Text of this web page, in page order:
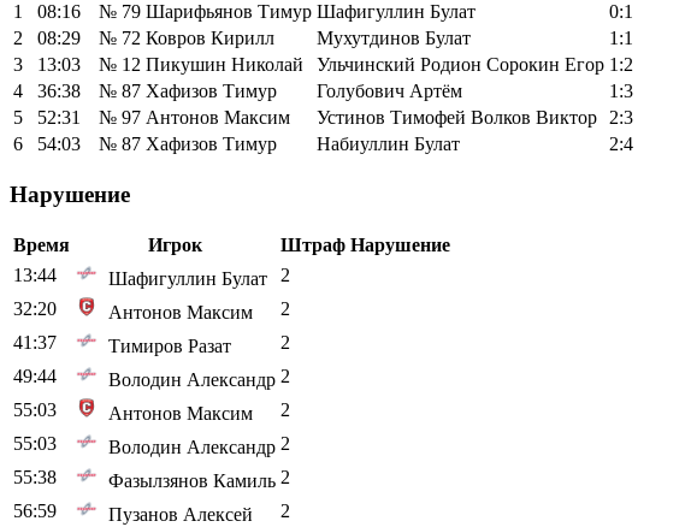
1
08:16 № 79 Шарифьянов Тимур Шафигуллин Булат
0:1
2
08:29 № 72 Ковров Кирилл Мухутдинов Булат
1:1
3
13:03 № 12 Пикушин Николай Ульчинский Родион Сорокин Егор 1:2
4
36:38 № 87 Хафизов Тимур Голубович Артём
1:3
5
52:31 № 97 Антонов Максим Устинов Тимофей Волков Виктор
2:3
6
54:03 № 87 Хафизов Тимур Набиуллин Булат 2:4
Нарушение
Время Игрок Штраф Нарушение
13:44
Шафигуллин Булат
2
32:20
Антонов Максим
2
41:37
Тимиров Разат
2
49:44
Володин Александр 2
55:03
Антонов Максим
2
55:03
Володин Александр 2
55:38
Фазылзянов Камиль 2
56:59
Пузанов Алексей 2